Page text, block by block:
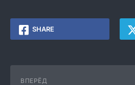
SHARE
ВПЕРЁД